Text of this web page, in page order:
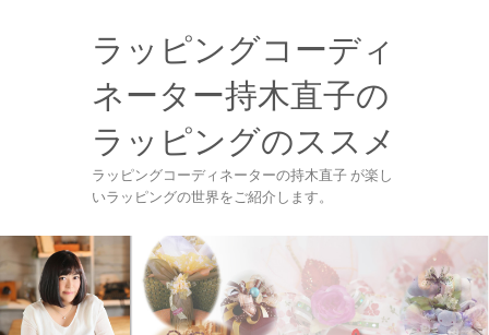
ラッピングコーディ
ネーター持木直子の
ラッピングのススメ
ラッピングコーディネーターの持木直子 が楽し
いラッピングの世界をご紹介します。